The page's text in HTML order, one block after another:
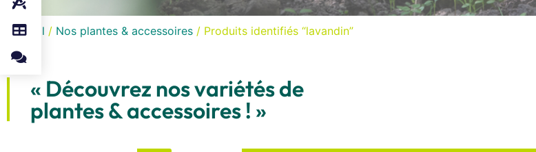
Accueil / Nos plantes & accessoires / Produits identifiés “lavandin”
« Découvrez nos variétés de
plantes & accessoires ! »